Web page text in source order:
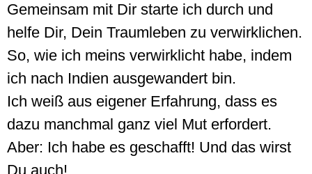
Gemeinsam mit Dir starte ich durch und
helfe Dir, Dein Traumleben zu verwirklichen.
So, wie ich meins verwirklicht habe, indem
ich nach Indien ausgewandert bin.
Ich weiß aus eigener Erfahrung, dass es
dazu manchmal ganz viel Mut erfordert.
Aber: Ich habe es geschafft! Und das wirst
Du auch!